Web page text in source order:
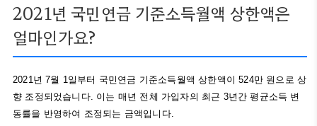
2021년 국민연금 기준소득월액 상한액은
얼마인가요?
2021년 7월 1일부터 국민연금 기준소득월액 상한액이 524만 원으로 상
향 조정되었습니다. 이는 매년 전체 가입자의 최근 3년간 평균소득 변
동률을 반영하여 조정되는 금액입니다.